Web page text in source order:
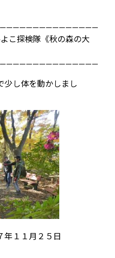
こ探検隊《秋の森の大
少し体を動かしまし
年１１月２５日